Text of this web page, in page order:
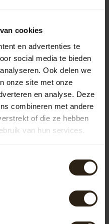
cookies
en advertenties te
social media te bieden
Ook delen we
onze site met onze
en analyse. Deze
combineren met andere
of die ze hebben
van hun services.
klantenservice op
. We helpen je graag!